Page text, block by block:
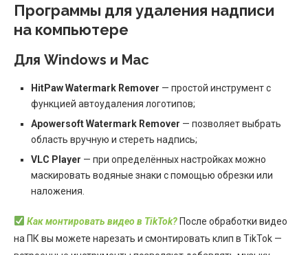
Программы для удаления надписи
на компьютере
Для Windows и Mac
HitPaw Watermark Remover — простой инструмент с
функцией автоудаления логотипов;
Apowersoft Watermark Remover — позволяет выбрать
область вручную и стереть надпись;
VLC Player — при определённых настройках можно
маскировать водяные знаки с помощью обрезки или
наложения.
Как монтировать видео в TikTok?После обработки видео
на ПК вы можете нарезать и смонтировать клип в TikTok —